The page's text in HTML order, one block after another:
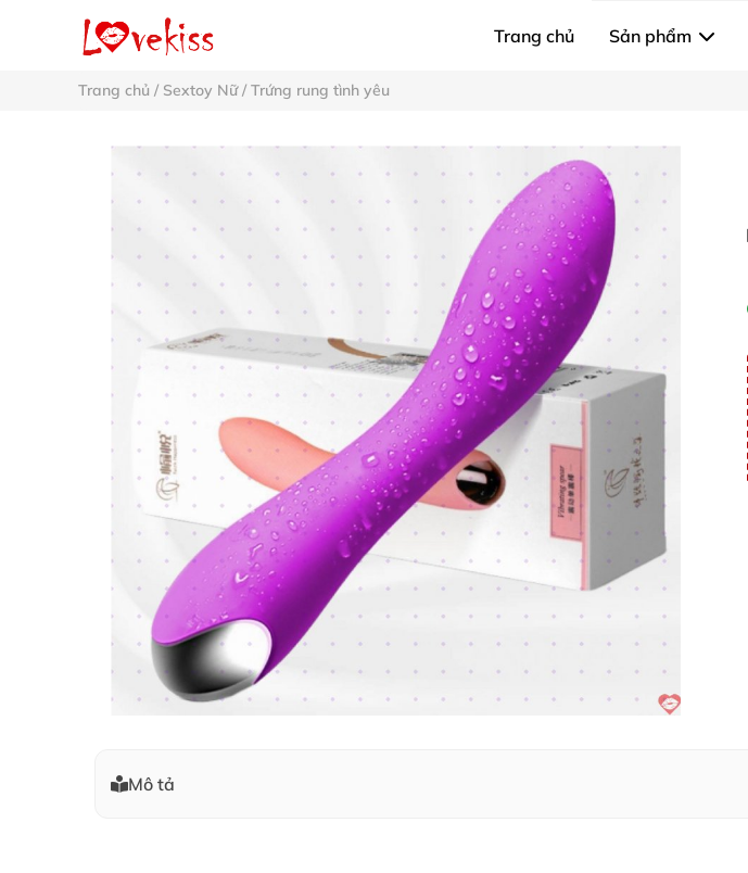
Trang chủ Sản phẩm
Trang chủ / Sextoy Nữ/ Trứng rung tình yêu
Mô tả